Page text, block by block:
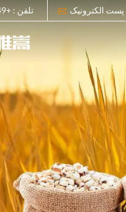
تلفن : +8613655554449